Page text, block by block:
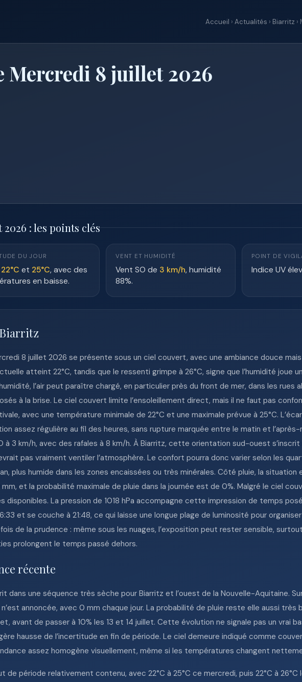
Accueil › Actualités › Biarritz
Mercredi 8 juillet 2026
: les points clés
DU JOUR
22°C et 25°C, avec des
en baisse.
VENT ET HUMIDITÉ
Vent SO de 3 km/h, humidité
88%.
POINT DE
Indice UV
Biarritz
8 juillet 2026 se présente sous un ciel couvert, avec une ambiance douce
atteint 22°C, tandis que le ressenti grimpe à 26°C, signe que l’humidité joue
l’air peut paraître chargé, en particulier près du front de mer, dans les rues
à la brise. Le ciel couvert limite l’ensoleillement direct, mais il ne faut pas
avec une température minimale de 22°C et une maximale prévue à 25°C.
assez régulière au fil des heures, sans rupture marquée entre le matin et l’après-
3 km/h, avec des rafales à 8 km/h. À Biarritz, cette orientation sud-ouest s’inscrit
pas vraiment ventiler l’atmosphère. Le confort pourra donc varier selon les
plus humide dans les zones encaissées ou très minérales. Côté pluie, la situation
et la probabilité maximale de pluie dans la journée est de 0%. Malgré le ciel
disponibles. La pression de 1018 hPa accompagne cette impression de temps
et se couche à 21:48, ce qui laisse une longue plage de luminosité pour
de la prudence : même sous les nuages, l’exposition peut rester sensible,
prolongent le temps passé dehors.
récente
dans une séquence très sèche pour Biarritz et l’ouest de la Nouvelle-Aquitaine.
annoncée, avec 0 mm chaque jour. La probabilité de pluie reste elle aussi très
avant de passer à 10% les 13 et 14 juillet. Cette évolution ne signale pas un vrai
hausse de l’incertitude en fin de période. Le ciel demeure indiqué comme
assez homogène visuellement, même si les températures changent
période relativement contenu, avec 22°C à 25°C ce mercredi, puis 22°C à 26°C